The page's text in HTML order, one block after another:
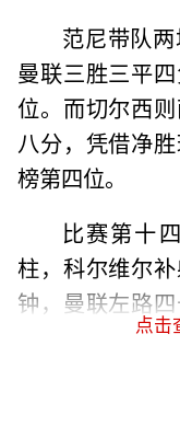
范尼带队
曼联三胜三平
位。而切尔西
八分，凭借净
榜第四位。
比赛第十
柱，科尔维尔
钟，曼联左路
包抄推射击中
点击